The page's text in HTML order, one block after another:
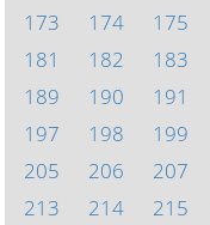
173
174 175
181
182 183
189
190 191
197
198 199
205
206 207
213
214 215